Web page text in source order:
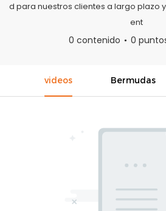
d para nuestros clientes a largo plazo
ent
0 contenido 0
videos Bermudas